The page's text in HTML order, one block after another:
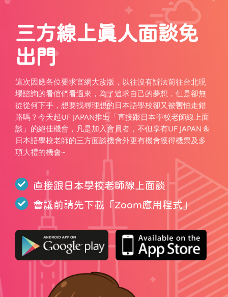
三方線上真人面談免
出門
這次因應各位要求官網大改版，以往沒有辦法前往台北現
場諮詢的看倌們看過來，為了追求自己的夢想，但是卻無
從從何下手，想要找尋理想的日本語學校卻又被害怕走錯
路嗎？今天起UF JAPAN推出「直接跟日本學校老師線上面
談」的絕佳機會，凡是加入會員者，不但享有UF JAPAN &
日本語學校老師的三方面談機會外更有機會獲得機票及多
項大禮的機會~
直接跟日本學校老師線上面談
會議前請先下載「Zoom應用程式」